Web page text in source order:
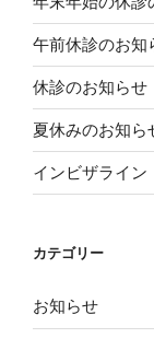
い
(
新
し
い
ウ
ィ
ン
ウ
で
開
き
ま
す
ン
ド
ウ
で
開
き
ま
す
午前休診のお知
休診のお知らせ
夏休みのお知ら
インビザライ
カテゴリー
お知らせ